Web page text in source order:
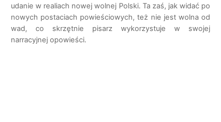
udanie w realiach nowej wolnej Polski. Ta zaś, jak widać po
nowych postaciach powieściowych, też nie jest wolna od
wad, co skrzętnie pisarz wykorzystuje w swojej
narracyjnej opowieści.